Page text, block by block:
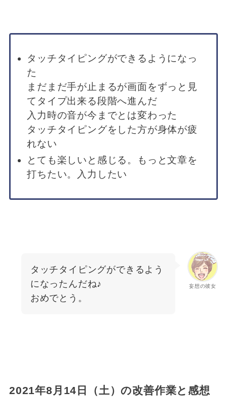
タッチタイピングができるようになっ
た
まだまだ手が止まるが画面をずっと見
てタイプ出来る段階へ進んだ
入力時の音が今までとは変わった
タッチタイピングをした方が身体が疲
れない
とても楽しいと感じる。もっと文章を
打ちたい。入力したい
妄想の彼女
タッチタイピングができるよう
になったんだね♪
おめでとう。
2021年8月14日（土）の改善作業と感想